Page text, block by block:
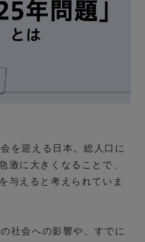
を迎える日本。 総人口に
激に大きくなることで、
与えると考えられていま
社会への影響や、すでに